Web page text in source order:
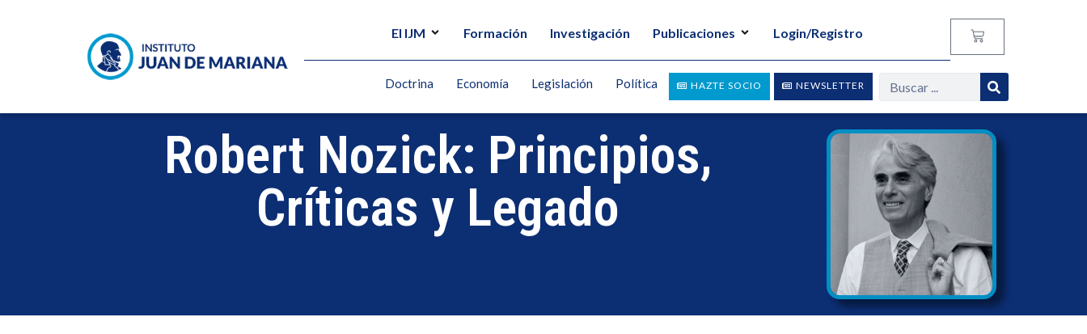
El IJM Formación Investigación Publicaciones Login/Registro
NEWSLETTER
HAZTE SOCIO
Doctrina Economía Legislación Política
Robert Nozick: Principios,
Críticas y Legado